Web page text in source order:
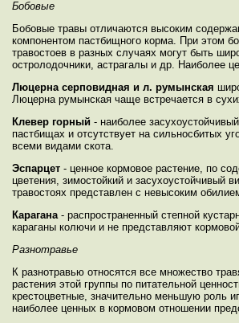
Бобовые
Бобовые травы отличаются высоким
компонентом пастбищного корма. При этом
травостоев в разных случаях могут быть
остролодочники, астрагалы и др. Наиболее
Люцерна серповидная и л. румынская
Люцерна румынская чаще встречается в
Клевер горный - наиболее
пастбищах и отсутствует на сильносбитых
всеми видами скота.
Эспарцет - ценное кормовое растение, по
цветения, зимостойкий и засухоустойчивый
травостоях представлен с невысоким
Карагана - распространенный степной
караганы колючи и не представляют
Разнотравье
К разнотравью относятся все множество
растения этой группы по питательной
крестоцветные, значительно меньшую роль
наиболее ценных в кормовом отношении